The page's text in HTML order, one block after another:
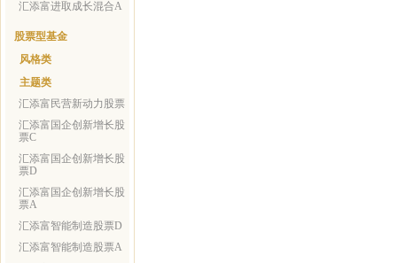
汇添富进取成长混合A
股票型基金
风格类
主题类
汇添富民营新动力股票
汇添富国企创新增长股
票C
汇添富国企创新增长股
票D
汇添富国企创新增长股
票A
汇添富智能制造股票D
汇添富智能制造股票A